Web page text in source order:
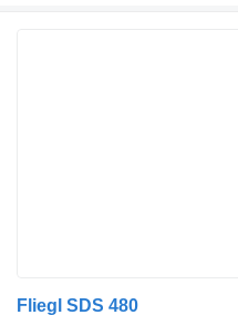
Fliegl SDS 480